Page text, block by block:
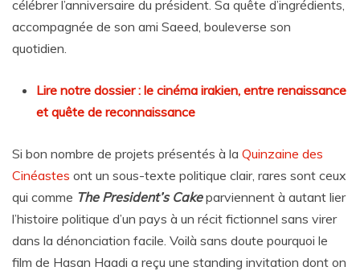
célébrer l’anniversaire du président. Sa quête d’ingrédients,
accompagnée de son ami Saeed, bouleverse son
quotidien.
Lire notre dossier : le cinéma irakien, entre renaissance
et quête de reconnaissance
Si bon nombre de projets présentés à la Quinzaine des
Cinéastes ont un sous-texte politique clair, rares sont ceux
qui comme The President’s Cakeparviennent à autant lier
l’histoire politique d’un pays à un récit fictionnel sans virer
dans la dénonciation facile. Voilà sans doute pourquoi le
film de Hasan Haadi a reçu une standing invitation dont on